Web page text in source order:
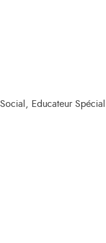
Educateur